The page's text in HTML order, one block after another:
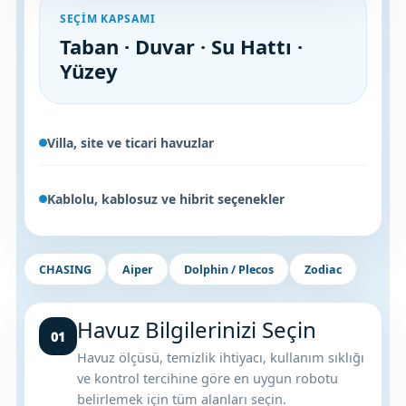
Wtr Havuz
Ayak Dezenfektanı
e Pool Expert
Havuz Filtre
Havuz Vana
Havuz Isıtma
Havuz Sarf
Havuz
Bahçe Süs Havuzu
SEÇIM KAPSAMI
Taban · Duvar · Su Hattı ·
Yüzey
Villa, site ve ticari havuzlar
Kablolu, kablosuz ve hibrit seçenekler
CHASING Aiper Dolphin / Plecos Zodiac
01 Havuz Bilgilerinizi Seçin
Havuz ölçüsü, temizlik ihtiyacı, kullanım sıklığı
ve kontrol tercihine göre en uygun robotu
belirlemek için tüm alanları seçin.